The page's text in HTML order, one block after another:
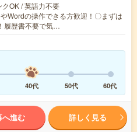
OK / 英語力不要
Wordの操作できる方歓迎！〇まずは
履歴書不要で気…
40代 50代 60代
へ進む 詳しく見る